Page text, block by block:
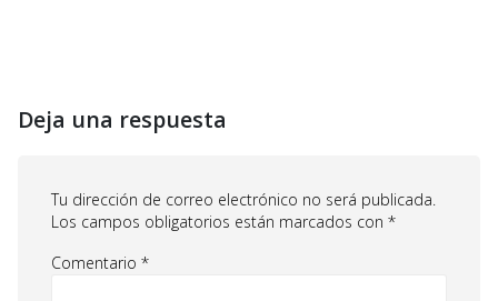
Deja una respuesta
Tu dirección de correo electrónico no será publicada.
Los campos obligatorios están marcados con *
Comentario *